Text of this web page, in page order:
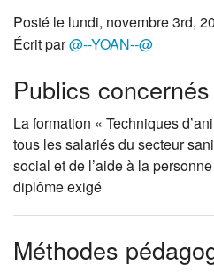
Posté le lundi, novembre 3rd,
Écrit par@--YOAN--@
Publics
La formation « Techniques
tous les salariés du secteur
social et de l’aide à la
diplôme exigé
Méthodes